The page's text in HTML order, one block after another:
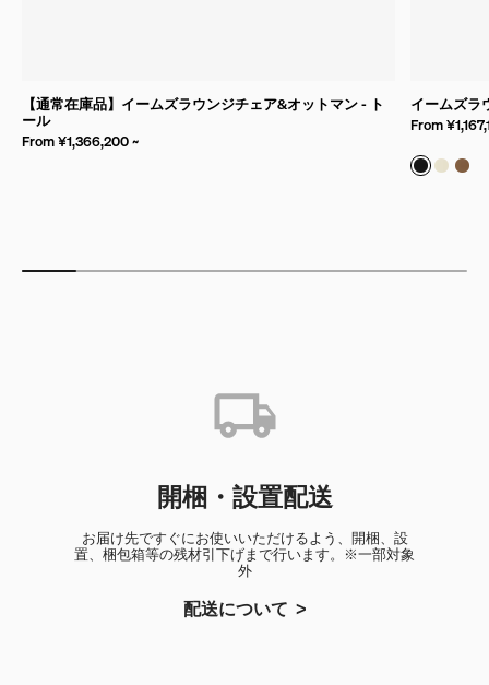
【通常在庫品】イームズラウンジチェア&オットマン - ト
ール
From ¥1,366,200 ~
イームズラ
From
バンブー
バン
バ
開梱・設置配送
お届け先ですぐにお使いいただけるよう、開梱、設
置、梱包箱等の残材引下げまで行います。※一部対象
外
配送について